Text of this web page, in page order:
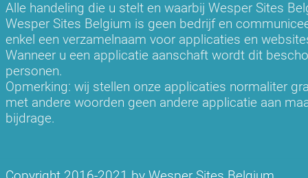
Alle handeling die u stelt en waarbij Wesper Sites
Wesper Sites Belgium is geen bedrijf en
enkel een verzamelnaam voor applicaties en
Wanneer u een applicatie aanschaft wordt dit
personen.
Opmerking: wij stellen onze applicaties normaliter
met andere woorden geen andere applicatie aan
bijdrage.